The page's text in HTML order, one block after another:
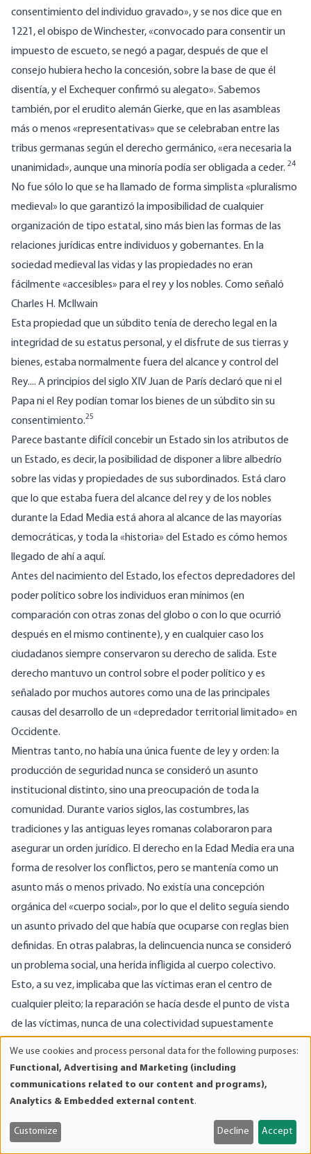
consentimiento del individuo gravado», y se nos dice que en
1221, el obispo de Winchester, «convocado para consentir un
impuesto de escueto, se negó a pagar, después de que el
consejo hubiera hecho la concesión, sobre la base de que él
disentía, y el Exchequer confirmó su alegato». Sabemos
también, por el erudito alemán Gierke, que en las asambleas
más o menos «representativas» que se celebraban entre las
tribus germanas según el derecho germánico, «era necesaria la
unanimidad», aunque una minoría podía ser obligada a ceder. 24
No fue sólo lo que se ha llamado de forma simplista «pluralismo
medieval» lo que garantizó la imposibilidad de cualquier
organización de tipo estatal, sino más bien las formas de las
relaciones jurídicas entre individuos y gobernantes. En la
sociedad medieval las vidas y las propiedades no eran
fácilmente «accesibles» para el rey y los nobles. Como señaló
Charles H. McIlwain
Esta propiedad que un súbdito tenía de derecho legal en la
integridad de su estatus personal, y el disfrute de sus tierras y
bienes, estaba normalmente fuera del alcance y control del
Rey.... A principios del siglo XIV Juan de París declaró que ni el
Papa ni el Rey podían tomar los bienes de un súbdito sin su
consentimiento.25
Parece bastante difícil concebir un Estado sin los atributos de
un Estado, es decir, la posibilidad de disponer a libre albedrío
sobre las vidas y propiedades de sus subordinados. Está claro
que lo que estaba fuera del alcance del rey y de los nobles
durante la Edad Media está ahora al alcance de las mayorías
democráticas, y toda la «historia» del Estado es cómo hemos
llegado de ahí a aquí.
Antes del nacimiento del Estado, los efectos depredadores del
poder político sobre los individuos eran mínimos (en
comparación con otras zonas del globo o con lo que ocurrió
después en el mismo continente), y en cualquier caso los
ciudadanos siempre conservaron su derecho de salida. Este
derecho mantuvo un control sobre el poder político y es
señalado por muchos autores como una de las principales
causas del desarrollo de un «depredador territorial limitado» en
Occidente.
Mientras tanto, no había una única fuente de ley y orden: la
producción de seguridad nunca se consideró un asunto
institucional distinto, sino una preocupación de toda la
comunidad. Durante varios siglos, las costumbres, las
tradiciones y las antiguas leyes romanas colaboraron para
asegurar un orden jurídico. El derecho en la Edad Media era una
forma de resolver los conflictos, pero se mantenía como un
asunto más o menos privado. No existía una concepción
orgánica del «cuerpo social», por lo que el delito seguía siendo
un asunto privado del que había que ocuparse con reglas bien
definidas. En otras palabras, la delincuencia nunca se consideró
un problema social, una herida infligida al cuerpo colectivo.
Esto, a su vez, implicaba que las víctimas eran el centro de
cualquier pleito; la reparación se hacía desde el punto de vista
de las víctimas, nunca de una colectividad supuestamente
frecuente, se pedía a las familias implicadas que restablecieran
la paz pública, pero muy pocas veces se castigaba a los autores
de los delitos una vez restablecida la paz.
En un sentido peculiar, las palabras, como ideas cristalizadas,
tienen consecuencias: el periodo medieval había terminado
and
cookies
We use cookies and process personal data for the following purposes:
Functional, Advertising and Marketing (including
communications related to our content and programs),
Analytics & Embedded external content.
Customize Decline Accept